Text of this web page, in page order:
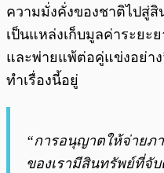
ความมั่งคั่งของชาติไปสู่
เป็นแหล่งเก็บมูลค่าระยะ
และพ่ายแพ้ต่อคู่แข่งอย่า
ทำเรื่องนี้อยู่
“การอนุญาตให้จ่ายภ
ของเรามีสินทรัพย์ที่จั